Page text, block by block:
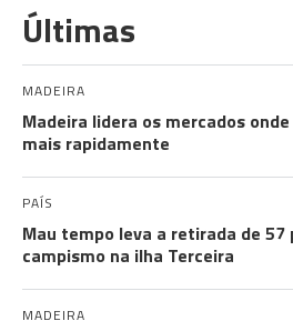
Últimas
MADEIRA
Madeira lidera os mercados
mais rapidamente
PAÍS
Mau tempo leva a retirada de 57
campismo na ilha Terceira
MADEIRA